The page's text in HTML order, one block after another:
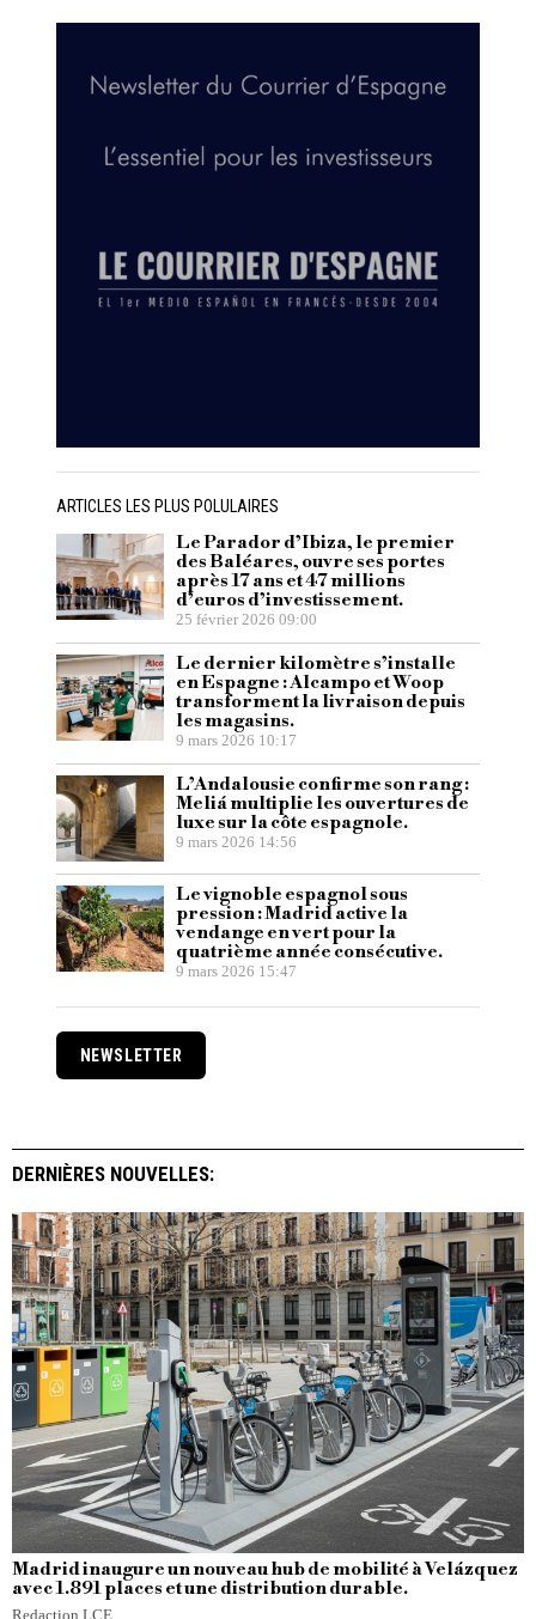
ARTICLES LES PLUS POLULAIRES
Le Parador d’Ibiza, le premier
des Baléares, ouvre ses portes
après 17 ans et 47 millions
d’euros d’investissement.
25 février 2026 09:00
Le dernier kilomètre s’installe
en Espagne : Alcampo et Woop
transforment la livraison depuis
les magasins.
9 mars 2026 10:17
L’Andalousie confirme son rang :
Meliá multiplie les ouvertures de
luxe sur la côte espagnole.
9 mars 2026 14:56
Le vignoble espagnol sous
pression : Madrid active la
vendange en vert pour la
quatrième année consécutive.
9 mars 2026 15:47
NEWSLETTER
DERNIÈRES NOUVELLES:
Madrid inaugure un nouveau hub de mobilité à Velázquez
avec 1.891 places et une distribution durable.
Redaction LCE